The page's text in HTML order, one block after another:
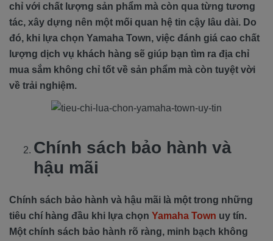
chỉ với chất lượng sản phẩm mà còn qua từng tương
tác, xây dựng nên một mối quan hệ tin cậy lâu dài. Do
đó, khi lựa chọn Yamaha Town, việc đánh giá cao chất
lượng dịch vụ khách hàng sẽ giúp bạn tìm ra địa chỉ
mua sắm không chỉ tốt về sản phẩm mà còn tuyệt vời
về trải nghiệm.
Chính sách bảo hành và
hậu mãi
Chính sách bảo hành và hậu mãi là một trong những
tiêu chí hàng đầu khi lựa chọn Yamaha Town uy tín.
Một chính sách bảo hành rõ ràng, minh bạch không